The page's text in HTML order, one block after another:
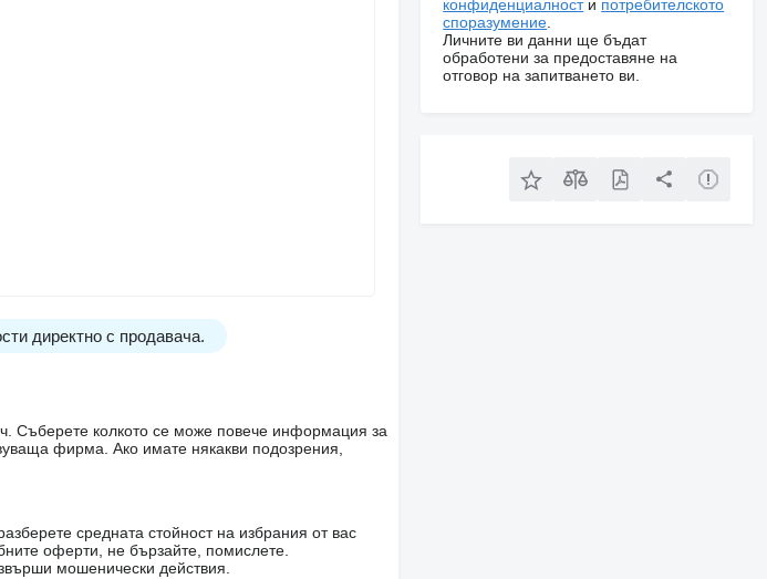
директно с продавача.
Съберете колкото се може повече информация за
фирма. Ако имате някакви подозрения,
средната стойност на избрания от вас
оферти, не бързайте, помислете.
мошенически действия.
конфиденциалности потребителското
споразумение
Личните ви данни ще бъдат
обработени за предоставяне на
отговор на запитването ви.